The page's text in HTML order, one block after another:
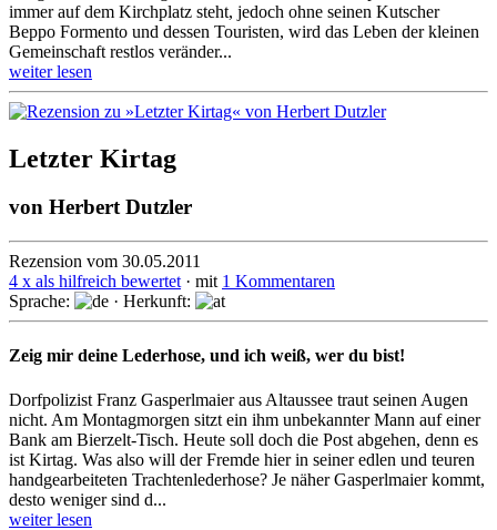
immer auf dem Kirchplatz steht, jedoch ohne seinen Kutscher
Beppo Formento und dessen Touristen, wird das Leben der kleinen
Gemeinschaft restlos veränder...
weiter lesen
Letzter Kirtag
von Herbert Dutzler
Rezension vom 30.05.2011
4 x als hilfreich bewertet · mit 1 Kommentaren
Sprache:
· Herkunft:
Zeig mir deine Lederhose, und ich weiß, wer du bist!
Dorfpolizist Franz Gasperlmaier aus Altaussee traut seinen Augen
nicht. Am Montagmorgen sitzt ein ihm unbekannter Mann auf einer
Bank am Bierzelt-Tisch. Heute soll doch die Post abgehen, denn es
ist Kirtag. Was also will der Fremde hier in seiner edlen und teuren
handgearbeiteten Trachtenlederhose? Je näher Gasperlmaier kommt,
desto weniger sind d...
weiter lesen